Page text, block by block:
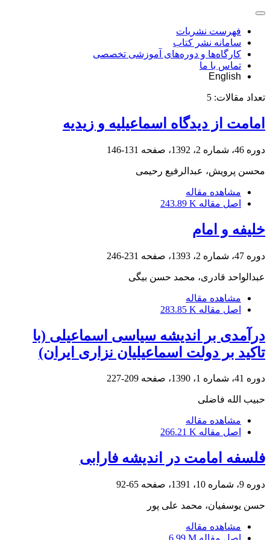
فهرست نشریات
سامانه نشر کتاب
کارگاه‌ها و دوره‌های آموزشی تخصصی
تماس با ما
English
تعداد مقالات: 5
امامت از دیدگاه اسماعیلیه و زیدیه
دوره 46، شماره 2، 1392، صفحه 131-146
محسن پرویش، عبدالرفیع رحیمی
مشاهده مقاله
اصل مقاله 243.89 K
خلیفه و امام
دوره 47، شماره 2، 1393، صفحه 231-246
عبدالواحد قادری، محمد حسن بیگی
مشاهده مقاله
اصل مقاله 283.85 K
درآمدی بر اندیشه سیاسی اسماعیلی (با
تاکید بر دولت اسماعیلیان نزاری ایران)
دوره 41، شماره 1، 1390، صفحه 209-227
حبیب الله فاضلی
مشاهده مقاله
اصل مقاله 266.21 K
فلسفه امامت در اندیشه فارابی
دوره 9، شماره 10، 1391، صفحه 65-92
حسن یوسفیان، محمد علی پور
مشاهده مقاله